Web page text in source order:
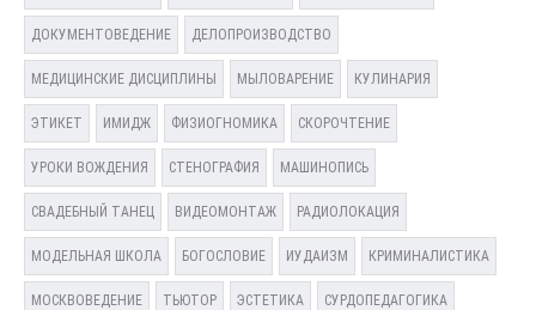
ДОКУМЕНТОВЕДЕНИЕ ДЕЛОПРОИЗВОДСТВО
МЕДИЦИНСКИЕ ДИСЦИПЛИНЫ МЫЛОВАРЕНИЕ КУЛИНАРИЯ
ЭТИКЕТ ИМИДЖ ФИЗИОГНОМИКА СКОРОЧТЕНИЕ
УРОКИ ВОЖДЕНИЯ СТЕНОГРАФИЯ МАШИНОПИСЬ
СВАДЕБНЫЙ ТАНЕЦ ВИДЕОМОНТАЖ РАДИОЛОКАЦИЯ
МОДЕЛЬНАЯ ШКОЛА БОГОСЛОВИЕ ИУДАИЗМ КРИМИНАЛИСТИКА
МОСКВОВЕДЕНИЕ ТЬЮТОР ЭСТЕТИКА СУРДОПЕДАГОГИКА